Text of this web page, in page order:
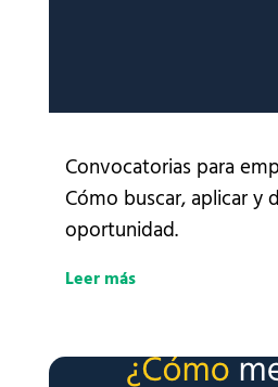
Convocatorias para
Cómo buscar, aplicar y
oportunidad.
Leer más